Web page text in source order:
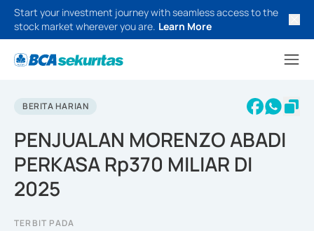
Start your investment journey with seamless access to the
stock market wherever you are. Learn More
BERITA HARIAN
PENJUALAN MORENZO ABADI
PERKASA Rp370 MILIAR DI
2025
TERBIT PADA